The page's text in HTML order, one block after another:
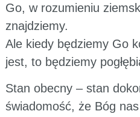
Go, w rozumieniu
znajdziemy.
Ale kiedy będziemy Go
jest, to będziemy
Stan obecny – stan
świadomość, że Bóg